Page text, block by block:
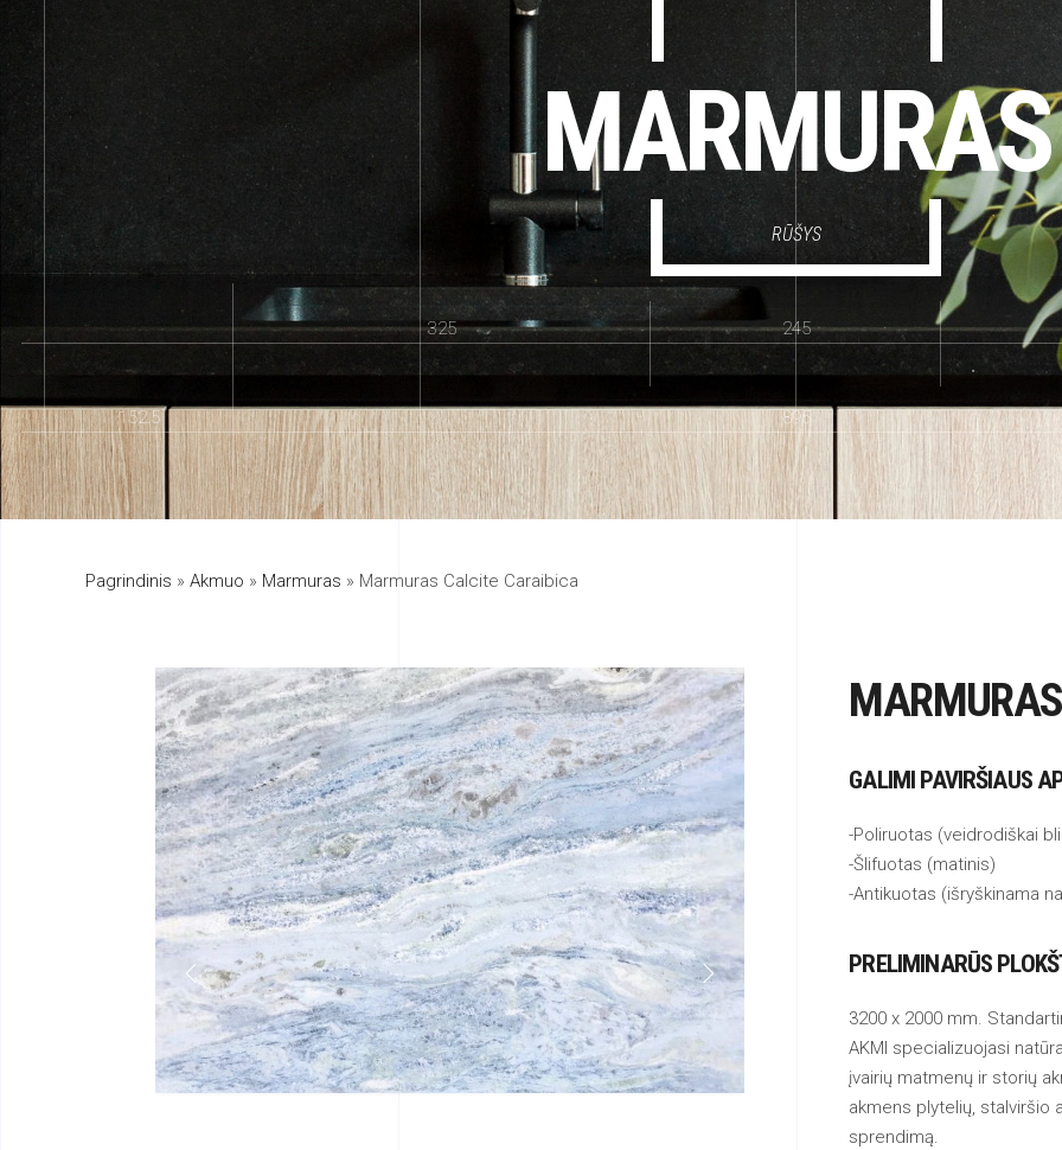
MARMURAS
RŪŠYS
245
325
895
152.5
Pagrindinis » Akmuo » Marmuras » Marmuras Calcite Caraibica
GALIMI PAVIRŠIAUS
-Poliruotas (veidrodiškai
-Šlifuotas (matinis)
-Antikuotas (išryškinama
PRELIMINARŪS
3200 x 2000 mm.
AKMI specializuojasi
įvairių matmenų ir storių
akmens plytelių, stalviršio
sprendimą.